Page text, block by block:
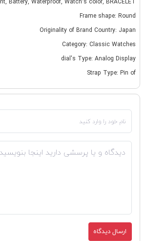
Battery, Waterproof, Watch’s color, BRACELET
Frame shape: Round
Originality of Brand Country: Japan
Category: Classic Watches
dial's Type: Analog Display
Strap Type: Pin of
ارسال دیدگاه